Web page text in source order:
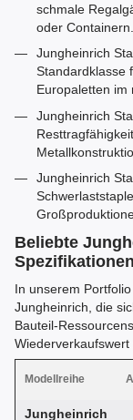
schmale
oder Containern.
Jungheinrich
Standardklasse
Europaletten im
Jungheinrich
Jungheinrich
Beliebte
Spezifikationen
In unserem
Jungheinrich, die
Bauteil-
Wiederverkaufswert
Modellreihe
Jungheinrich